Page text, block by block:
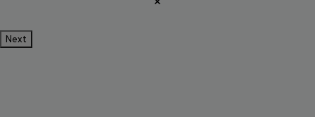
Next